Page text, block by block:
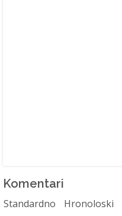
Komentari
Standardno Hronoloski